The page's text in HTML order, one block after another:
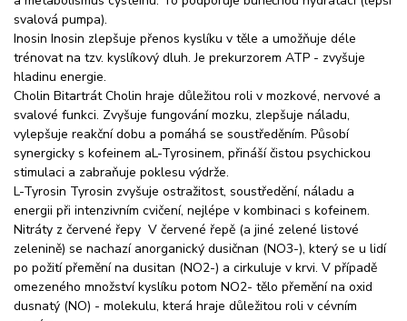
svalová pumpa).
Inosin Inosin zlepšuje přenos kyslíku v těle a umožňuje déle
trénovat na tzv. kyslíkový dluh. Je prekurzorem ATP - zvyšuje
hladinu energie.
Cholin Bitartrát Cholin hraje důležitou roli v mozkové, nervové a
svalové funkci. Zvyšuje fungování mozku, zlepšuje náladu,
vylepšuje reakční dobu a pomáhá se soustředěním. Působí
synergicky s kofeinem aL-Tyrosinem, přináší čistou psychickou
stimulaci a zabraňuje poklesu výdrže.
L-Tyrosin Tyrosin zvyšuje ostražitost, soustředění, náladu a
energii při intenzivním cvičení, nejlépe v kombinaci s kofeinem.
Nitráty z červené řepy V červené řepě (a jiné zelené listové
zelenině) se nachazí anorganický dusičnan (NO3-), který se u lidí
po požití přemění na dusitan (NO2-) a cirkuluje v krvi. V případě
omezeného množství kyslíku potom NO2- tělo přemění na oxid
dusnatý (NO) - molekulu, která hraje důležitou roli v cévním